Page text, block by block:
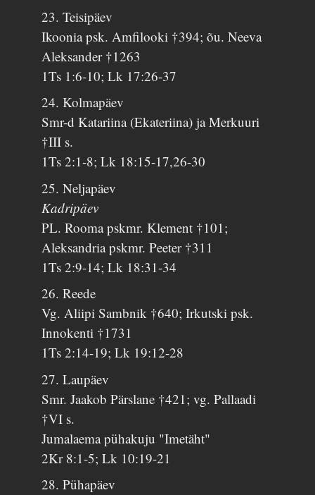
23. Teisipäev
Ikoonia psk. Amfilooki †394; õu. Neeva
Aleksander †1263
1Ts 1:6-10; Lk 17:26-37
24. Kolmapäev
Smr-d Katariina (Ekateriina) ja Merkuuri
†III s.
1Ts 2:1-8; Lk 18:15-17,26-30
25. Neljapäev
Kadripäev
PL. Rooma pskmr. Klement †101;
Aleksandria pskmr. Peeter †311
1Ts 2:9-14; Lk 18:31-34
26. Reede
Vg. Aliipi Sambnik †640; Irkutski psk.
Innokenti †1731
1Ts 2:14-19; Lk 19:12-28
27. Laupäev
Smr. Jaakob Pärslane †421; vg. Pallaadi
†VI s.
Jumalaema pühakuju "Imetäht"
2Kr 8:1-5; Lk 10:19-21
28. Pühapäev